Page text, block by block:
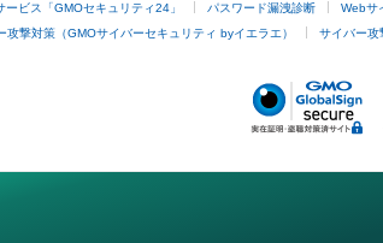
ビス「GMOセキュリティ24」 パスワード漏洩診断 Webサ
攻撃対策（GMOサイバーセキュリティ byイエラエ） サイバー攻